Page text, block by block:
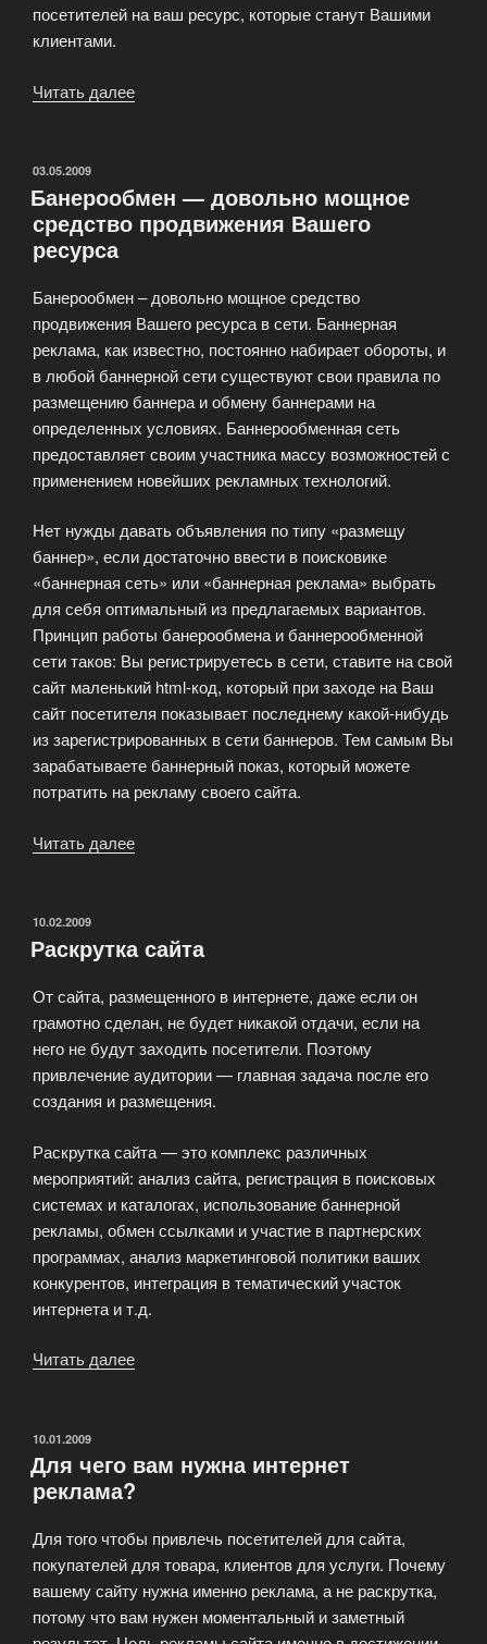
посетителей на ваш ресурс, которые станут Вашими
клиентами.
Читать далее
реклама»
ОПУБЛИКОВАНО
03.05.2009
Банерообмен — довольно мощное
средство продвижения Вашего
ресурса
Банерообмен – довольно мощное средство
продвижения Вашего ресурса в сети. Баннерная
реклама, как известно, постоянно набирает обороты, и
в любой баннерной сети существуют свои правила по
размещению баннера и обмену баннерами на
определенных условиях. Баннерообменная сеть
предоставляет своим участника массу возможностей с
применением новейших рекламных технологий.
Нет нужды давать объявления по типу «размещу
баннер», если достаточно ввести в поисковике
«баннерная сеть» или «баннерная реклама» выбрать
для себя оптимальный из предлагаемых вариантов.
Принцип работы банерообмена и баннерообменной
сети таков: Вы регистрируетесь в сети, ставите на свой
сайт маленький html-код, который при заходе на Ваш
сайт посетителя показывает последнему какой-нибудь
из зарегистрированных в сети баннеров. Тем самым Вы
зарабатываете баннерный показ, который можете
потратить на рекламу своего сайта.
Читать далее
средство
Вашего
ресурса»
ОПУБЛИКОВАНО
10.02.2009
Раскрутка сайта
От сайта, размещенного в интернете, даже если он
грамотно сделан, не будет никакой отдачи, если на
него не будут заходить посетители. Поэтому
привлечение аудитории — главная задача после его
создания и размещения.
Раскрутка сайта — это комплекс различных
мероприятий: анализ сайта, регистрация в поисковых
системах и каталогах, использование баннерной
рекламы, обмен ссылками и участие в партнерских
программах, анализ маркетинговой политики ваших
конкурентов, интеграция в тематический участок
интернета и т.д.
Читать далее
ОПУБЛИКОВАНО
10.01.2009
Для чего вам нужна интернет
реклама?
Для того чтобы привлечь посетителей для сайта,
покупателей для товара, клиентов для услуги. Почему
вашему сайту нужна именно реклама, а не раскрутка,
потому что вам нужен моментальный и заметный